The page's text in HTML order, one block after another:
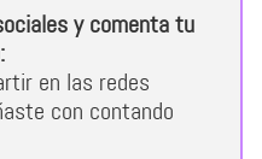
y comenta tu
en las redes
con contando